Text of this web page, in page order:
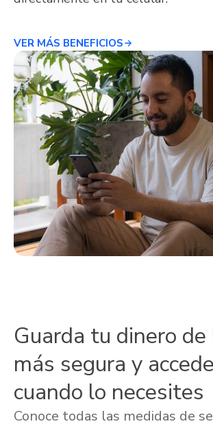
VER MÁS BENEFICIOS
Guarda tu dinero
más segura y
cuando lo necesites
Conoce todas las medidas de